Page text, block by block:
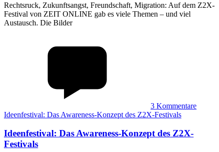
Rechtsruck, Zukunftsangst, Freundschaft, Migration: Auf dem Z2X-
Festival von ZEIT ONLINE gab es viele Themen – und viel
Austausch. Die Bilder
3 Kommentare
Ideenfestival: Das Awareness-Konzept des Z2X-Festivals
Ideenfestival: Das Awareness-Konzept des Z2X-
Festivals